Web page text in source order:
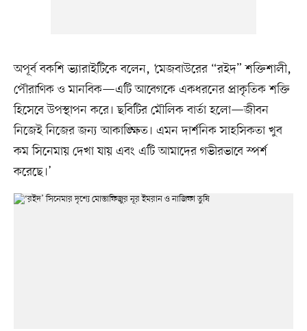
অপূর্ব বকশি ভ্যারাইটিকে বলেন, ‘মেজবাউরের “রইদ” শক্তিশালী,
পৌরাণিক ও মানবিক—এটি আবেগকে একধরনের প্রাকৃতিক শক্তি
হিসেবে উপস্থাপন করে। ছবিটির মৌলিক বার্তা হলো—জীবন
নিজেই নিজের জন্য আকাঙ্ক্ষিত। এমন দার্শনিক সাহসিকতা খুব
কম সিনেমায় দেখা যায় এবং এটি আমাদের গভীরভাবে স্পর্শ
করেছে।’